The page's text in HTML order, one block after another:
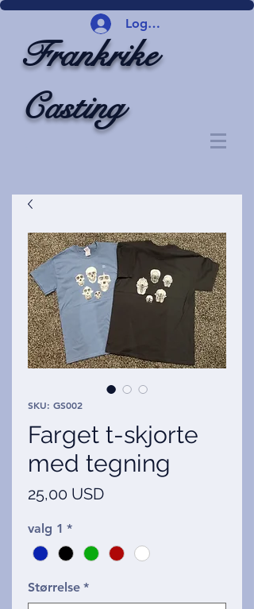
Logg inn
Frankrike
Casting
SKU: GS002
Farget t-skjorte
med tegning
25,00 USDPris
valg 1 *
Størrelse *